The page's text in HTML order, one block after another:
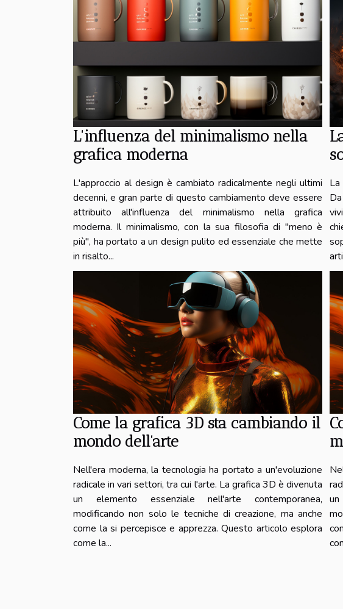
L'influenza del minimalismo nella
grafica moderna
L'approccio al design è cambiato radicalmente negli ultimi
decenni, e gran parte di questo cambiamento deve essere
attribuito all'influenza del minimalismo nella grafica
moderna. Il minimalismo, con la sua filosofia di "meno è
più", ha portato a un design pulito ed essenziale che mette
in risalto...
Come la grafica 3D sta cambiando il
mondo dell'arte
Nell'era moderna, la tecnologia ha portato a un'evoluzione
radicale in vari settori, tra cui l'arte. La grafica 3D è divenuta
un elemento essenziale nell'arte contemporanea,
modificando non solo le tecniche di creazione, ma anche
come la si percepisce e apprezza. Questo articolo esplora
come la...